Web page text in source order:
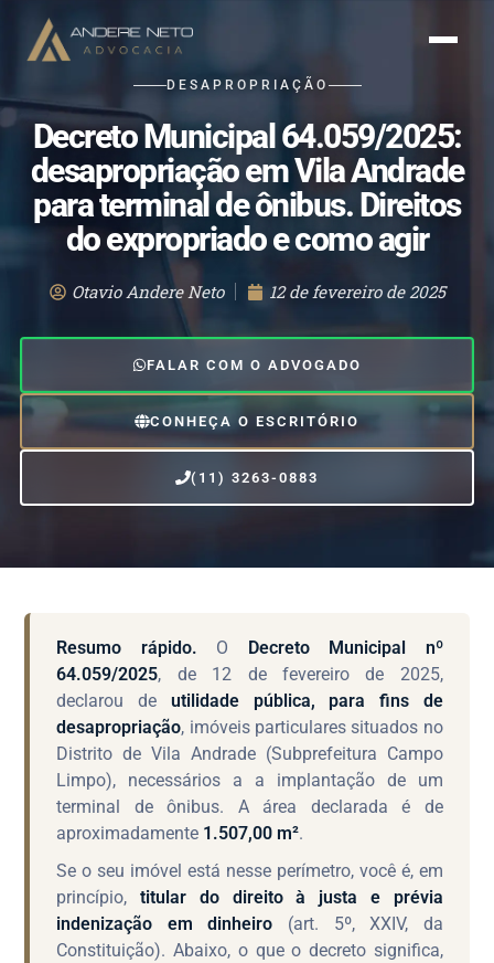
DESAPROPRIAÇÃO
Decreto Municipal 64.059/2025:
desapropriação em Vila Andrade
para terminal de ônibus. Direitos
do expropriado e como agir
Otavio Andere Neto 12 de fevereiro de 2025
FALAR COM O ADVOGADO
CONHEÇA O ESCRITÓRIO
(11) 3263-0883
Resumo rápido. O Decreto Municipal nº
64.059/2025, de 12 de fevereiro de 2025,
declarou de utilidade pública, para fins de
desapropriação, imóveis particulares situados no
Distrito de Vila Andrade (Subprefeitura Campo
Limpo), necessários a a implantação de um
terminal de ônibus. A área declarada é de
aproximadamente 1.507,00 m².
Se o seu imóvel está nesse perímetro, você é, em
princípio,titular do direito à justa e prévia
indenização em dinheiro (art. 5º, XXIV, da
Constituição). Abaixo, o que o decreto significa,